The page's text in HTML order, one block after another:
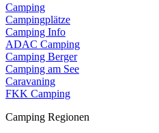
Camping
Campingplätze
Camping Info
ADAC Camping
Camping Berger
Camping am See
Caravaning
FKK Camping
Camping Regionen